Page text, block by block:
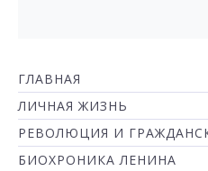
ГЛАВНАЯ
ЛИЧНАЯ ЖИЗНЬ
РЕВОЛЮЦИЯ И
БИОХРОНИКА ЛЕНИНА